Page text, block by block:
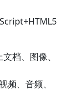
档、图像、
、音频、